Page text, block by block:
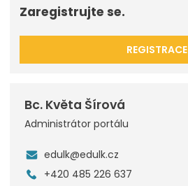
Zaregistrujte se.
REGISTRACE
Bc. Květa Šírová
Administrátor portálu
edulk@edulk.cz
+420 485 226 637